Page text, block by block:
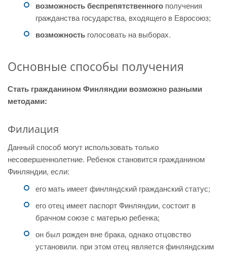
возможность беспрепятственного получения
гражданства государства, входящего в Евросоюз;
возможность голосовать на выборах.
Основные способы получения
Стать гражданином Финляндии возможно разными
методами:
Филиация
Данный способ могут использовать только
несовершеннолетние. Ребенок становится гражданином
Финляндии, если:
его мать имеет финляндский гражданский статус;
его отец имеет паспорт Финляндии, состоит в
брачном союзе с матерью ребенка;
он был рожден вне брака, однако отцовство
установили. при этом отец является финляндским